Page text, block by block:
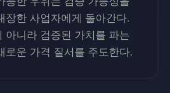
장한 사업자에게 돌아간다.
아니라 검증된 가치를 파는
로운 가격 질서를 주도한다.